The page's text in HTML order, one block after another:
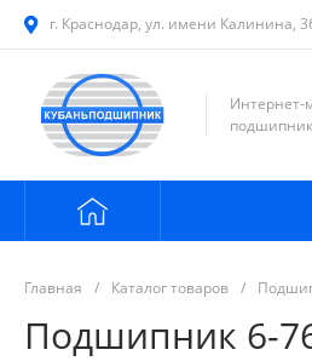
г. Краснодар, ул. имени Калинина,
Интернет-
Главная / Каталог товаров /
Подшипник 6-